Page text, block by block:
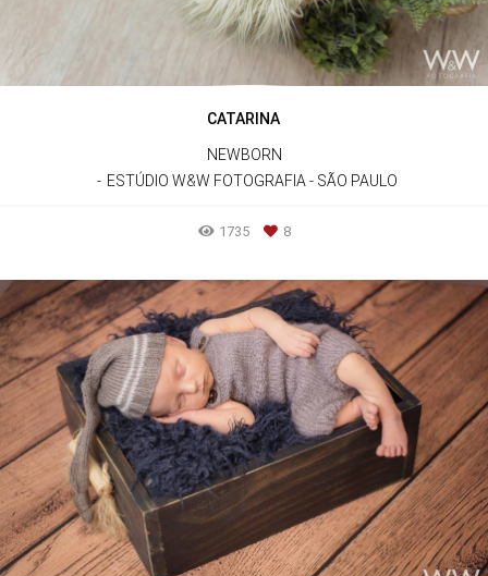
CATARINA
NEWBORN
ESTÚDIO W&W FOTOGRAFIA - SÃO PAULO
1735 8